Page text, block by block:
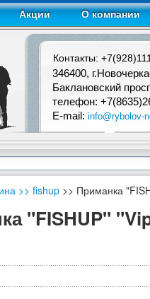
Акции О компании
Контакты:
346400,
Баклановский
телефон:
E-mail: info@rybolov-
>> fishup>> Приманка
"FISHUP"